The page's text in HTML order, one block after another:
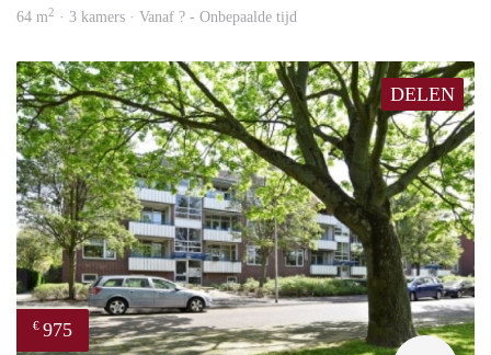
64 m2 · 3 kamers · Vanaf ? - Onbepaalde tijd
DELEN
€ 975